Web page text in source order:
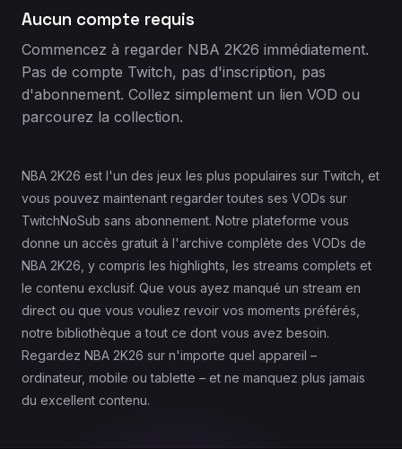
Aucun compte requis
Commencez à regarder NBA 2K26 immédiatement.
Pas de compte Twitch, pas d'inscription, pas
d'abonnement. Collez simplement un lien VOD ou
parcourez la collection.
NBA 2K26 est l'un des jeux les plus populaires sur Twitch, et
vous pouvez maintenant regarder toutes ses VODs sur
TwitchNoSub sans abonnement. Notre plateforme vous
donne un accès gratuit à l'archive complète des VODs de
NBA 2K26, y compris les highlights, les streams complets et
le contenu exclusif. Que vous ayez manqué un stream en
direct ou que vous vouliez revoir vos moments préférés,
notre bibliothèque a tout ce dont vous avez besoin.
Regardez NBA 2K26 sur n'importe quel appareil –
ordinateur, mobile ou tablette – et ne manquez plus jamais
du excellent contenu.